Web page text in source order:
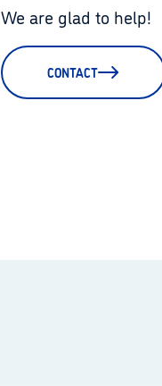
We are glad to help!
CONTACT